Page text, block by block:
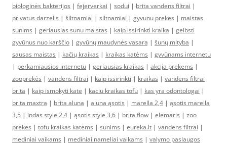
biologinės bakterijos | fejerverkai | sodui | brita vandens filtrai |
privatus darzelis | šiltnamiai | siltnamiai | gyvunu prekes | maistas
sunims | geriausias sunu maistas | kaip issirinkti kraika | gelbsti
gyvūnus nuo karščio | gyvūnų maudynės vasarą | šunų mityba |
sausas maistas | kačių kraikas | kraikas katėms | gyvūnams internetu
| perkamiausios internetu | geriausias kraikas | akcija prekems |
zooprekės | vandens filtrai | kaip issirinkti | kraikas | vandens filtrai
brita | kaip ismokyti kate | kaciu kraikas tofu | kas yra odontologai |
brita maxtra | brita aluna | aluna ąsotis | marella 2,4 | ąsotis marella
3,5 | indas style 2,4 | ąsotis style 3,6 | brita flow | elemaris | zoo
prekes | tofu kraikas katėms | sunims | eureka.lt | vandens filtrai |
mediniai vaikams | mediniai nameliai vaikams | valymo paslaugos